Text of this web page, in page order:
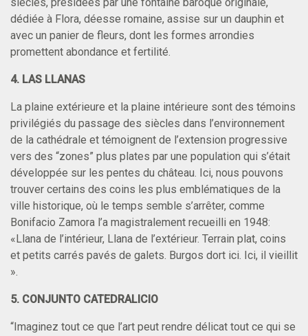
dédiée à Flora, déesse romaine, assise sur un dauphin et
avec un panier de fleurs, dont les formes arrondies
promettent abondance et fertilité.
4. LAS LLANAS
La plaine extérieure et la plaine intérieure sont des témoins
privilégiés du passage des siècles dans l’environnement
de la cathédrale et témoignent de l’extension progressive
vers des “zones” plus plates par une population qui s’était
développée sur les pentes du château. Ici, nous pouvons
trouver certains des coins les plus emblématiques de la
ville historique, où le temps semble s’arrêter, comme
Bonifacio Zamora l’a magistralement recueilli en 1948:
«Llana de l’intérieur, Llana de l’extérieur. Terrain plat, coins
et petits carrés pavés de galets. Burgos dort ici. Ici, il vieillit
».
5. CONJUNTO CATEDRALICIO
“Imaginez tout ce que l’art peut rendre délicat tout ce qui se